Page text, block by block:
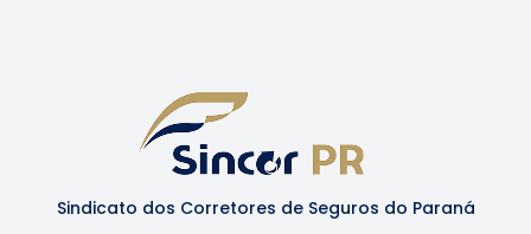
Sindicato dos Corretores de Seguros do Paraná